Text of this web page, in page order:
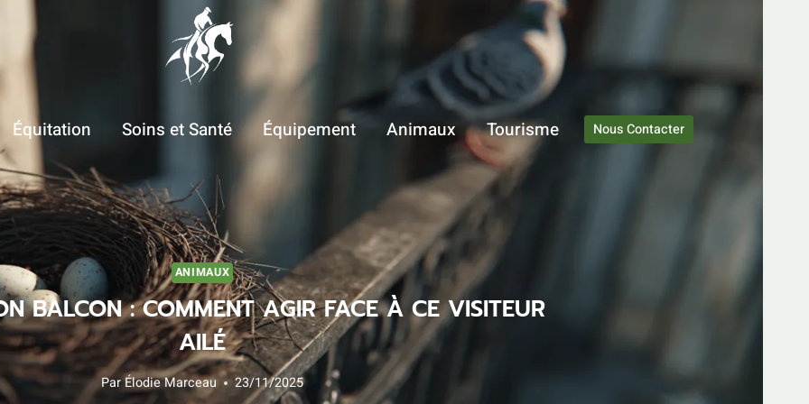
Équitation Soins et Santé Équipement Animaux Tourisme Nous Contacter
ANIMAUX
BALCON : COMMENT AGIR FACE À CE VISITEUR
AILÉ
ParÉlodie Marceau 23/11/2025